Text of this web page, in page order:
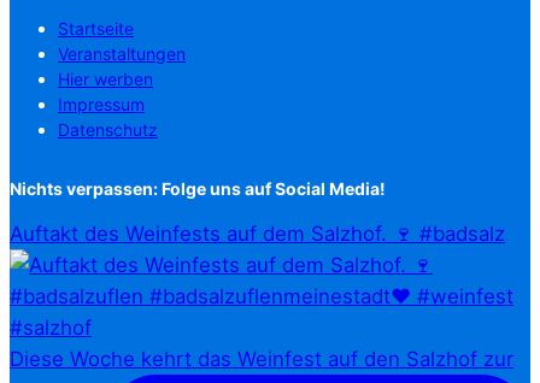
Startseite
Veranstaltungen
Hier werben
Impressum
Datenschutz
Nichts verpassen: Folge uns auf Social Media!
Auftakt des Weinfests auf dem Salzhof. 🍷 #badsalz
Diese Woche kehrt das Weinfest auf den Salzhof zur